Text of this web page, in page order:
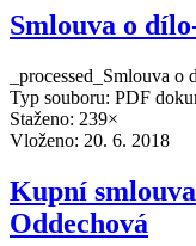
Smlouva o
_processed_Smlouva
Typ souboru: PDF
Staženo: 239×
Vloženo: 20. 6. 2018
Kupní
Oddechová